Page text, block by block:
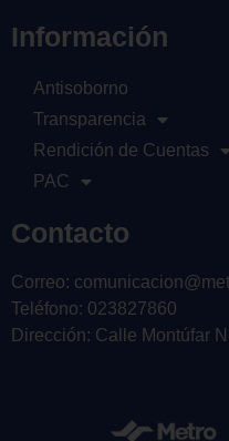
Información
Antisoborno
Transparencia
Rendición de Cuentas
PAC
Contacto
Correo:
Teléfono: 023827860
Dirección: Calle Montúfar